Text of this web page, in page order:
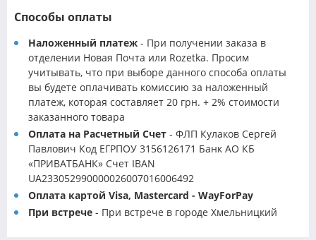
Способы оплаты
Наложенный платеж - При получении заказа в
отделении Новая Почта или Rozetka. Просим
учитывать, что при выборе данного способа оплаты
вы будете оплачивать комиссию за наложенный
платеж, которая составляет 20 грн. + 2% стоимости
заказанного товара
Оплата на Расчетный Счет - ФЛП Кулаков Сергей
Павлович Код ЕГРПОУ 3156126171 Банк АО КБ
«ПРИВАТБАНК» Счет IBAN
UA233052990000026007016006492
Оплата картой Visa, Mastercard - WayForPay
При встрече - При встрече в городе Хмельницкий